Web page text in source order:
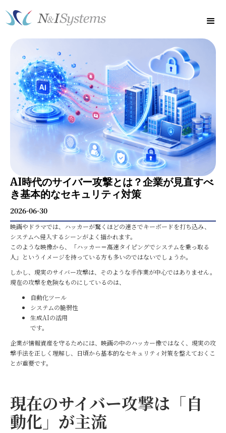
AI時代のサイバー攻撃とは？企業が見直すべ
き基本的なセキュリティ対策
2026-06-30
映画やドラマでは、ハッカーが驚くほどの速さでキーボードを打ち込み、
システムへ侵入するシーンがよく描かれます。
このような映像から、「ハッカー＝高速タイピングでシステムを乗っ取る
人」というイメージを持っている方も多いのではないでしょうか。
しかし、現実のサイバー攻撃は、そのような手作業が中心ではありません。
現在の攻撃を危険なものにしているのは、
自動化ツール
システムの脆弱性
生成AIの活用
です。
企業が情報資産を守るためには、映画の中のハッカー像ではなく、現実の攻
撃手法を正しく理解し、日頃から基本的なセキュリティ対策を整えておくこ
とが重要です。
現在のサイバー攻撃は「自
動化」が主流